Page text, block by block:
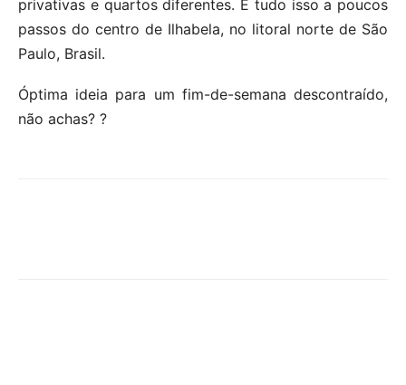
privativas e quartos diferentes. E tudo isso a poucos
passos do centro de Ilhabela, no litoral norte de São
Paulo, Brasil.
Óptima ideia para um fim-de-semana descontraído,
não achas? ?